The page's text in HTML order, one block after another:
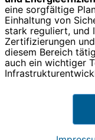
eine sorgfältige
Einhaltung von
stark reguliert, und
Zertifizierungen
diesem Bereich
auch ein wichtiger